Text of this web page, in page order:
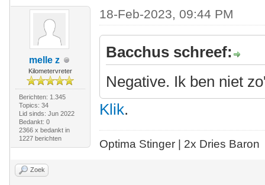
melle z
Kilometervreter
Berichten: 1.345
Topics: 34
Lid sinds: Jun 2022
Bedankt: 0
2366 x bedankt in
1227 berichten
18-Feb-2023, 09:44 PM
Bacchus schreef:
Negative. Ik ben niet
Klik.
Optima Stinger | 2x Dries Baron
Zoek